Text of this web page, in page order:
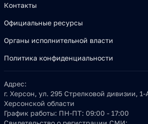
Контакты
Официальные ресурсы
Органы исполнительной власти
Политика конфиденциальности
Адрес:
г. Херсон, ул. 295 Стрелковой дивизии,
Херсонской области
График работы: ПН-ПТ: 09:00 - 17:00